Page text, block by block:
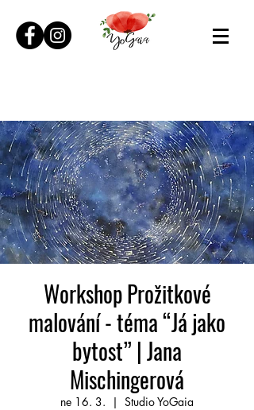
Workshop Prožitkové
malování - téma “Já jako
bytost” | Jana
Mischingerová
ne 16. 3.
  |
Studio YoGaia